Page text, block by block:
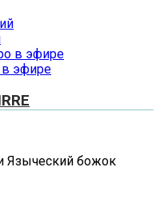
в эфире
Языческий божок